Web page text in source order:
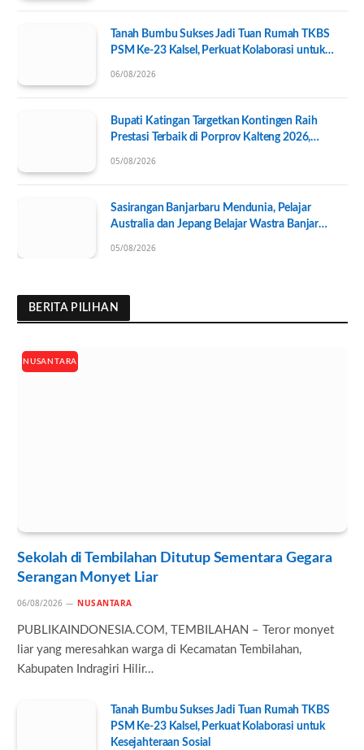
Tanah Bumbu Sukses Jadi Tuan Rumah TKBS
PSM Ke-23 Kalsel, Perkuat Kolaborasi untuk
06/08/2026
Bupati Katingan Targetkan Kontingen Raih
Prestasi Terbaik di Porprov Kalteng 2026,
05/08/2026
Sasirangan Banjarbaru Mendunia, Pelajar
Australia dan Jepang Belajar Wastra Banjar
05/08/2026
BERITA PILIHAN
NUSANTARA
Sekolah di Tembilahan Ditutup Sementara Gegara
Serangan Monyet Liar
06/08/2026 NUSANTARA
PUBLIKAINDONESIA.COM, TEMBILAHAN – Teror monyet
liar yang meresahkan warga di Kecamatan Tembilahan,
Kabupaten Indragiri Hilir…
Tanah Bumbu Sukses Jadi Tuan Rumah TKBS
PSM Ke-23 Kalsel, Perkuat Kolaborasi untuk
Kesejahteraan Sosial